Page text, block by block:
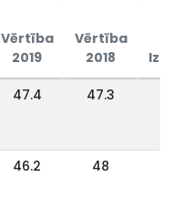
Vērtība
2019
Vērtība
2018
47.4 47.3
46.2 48